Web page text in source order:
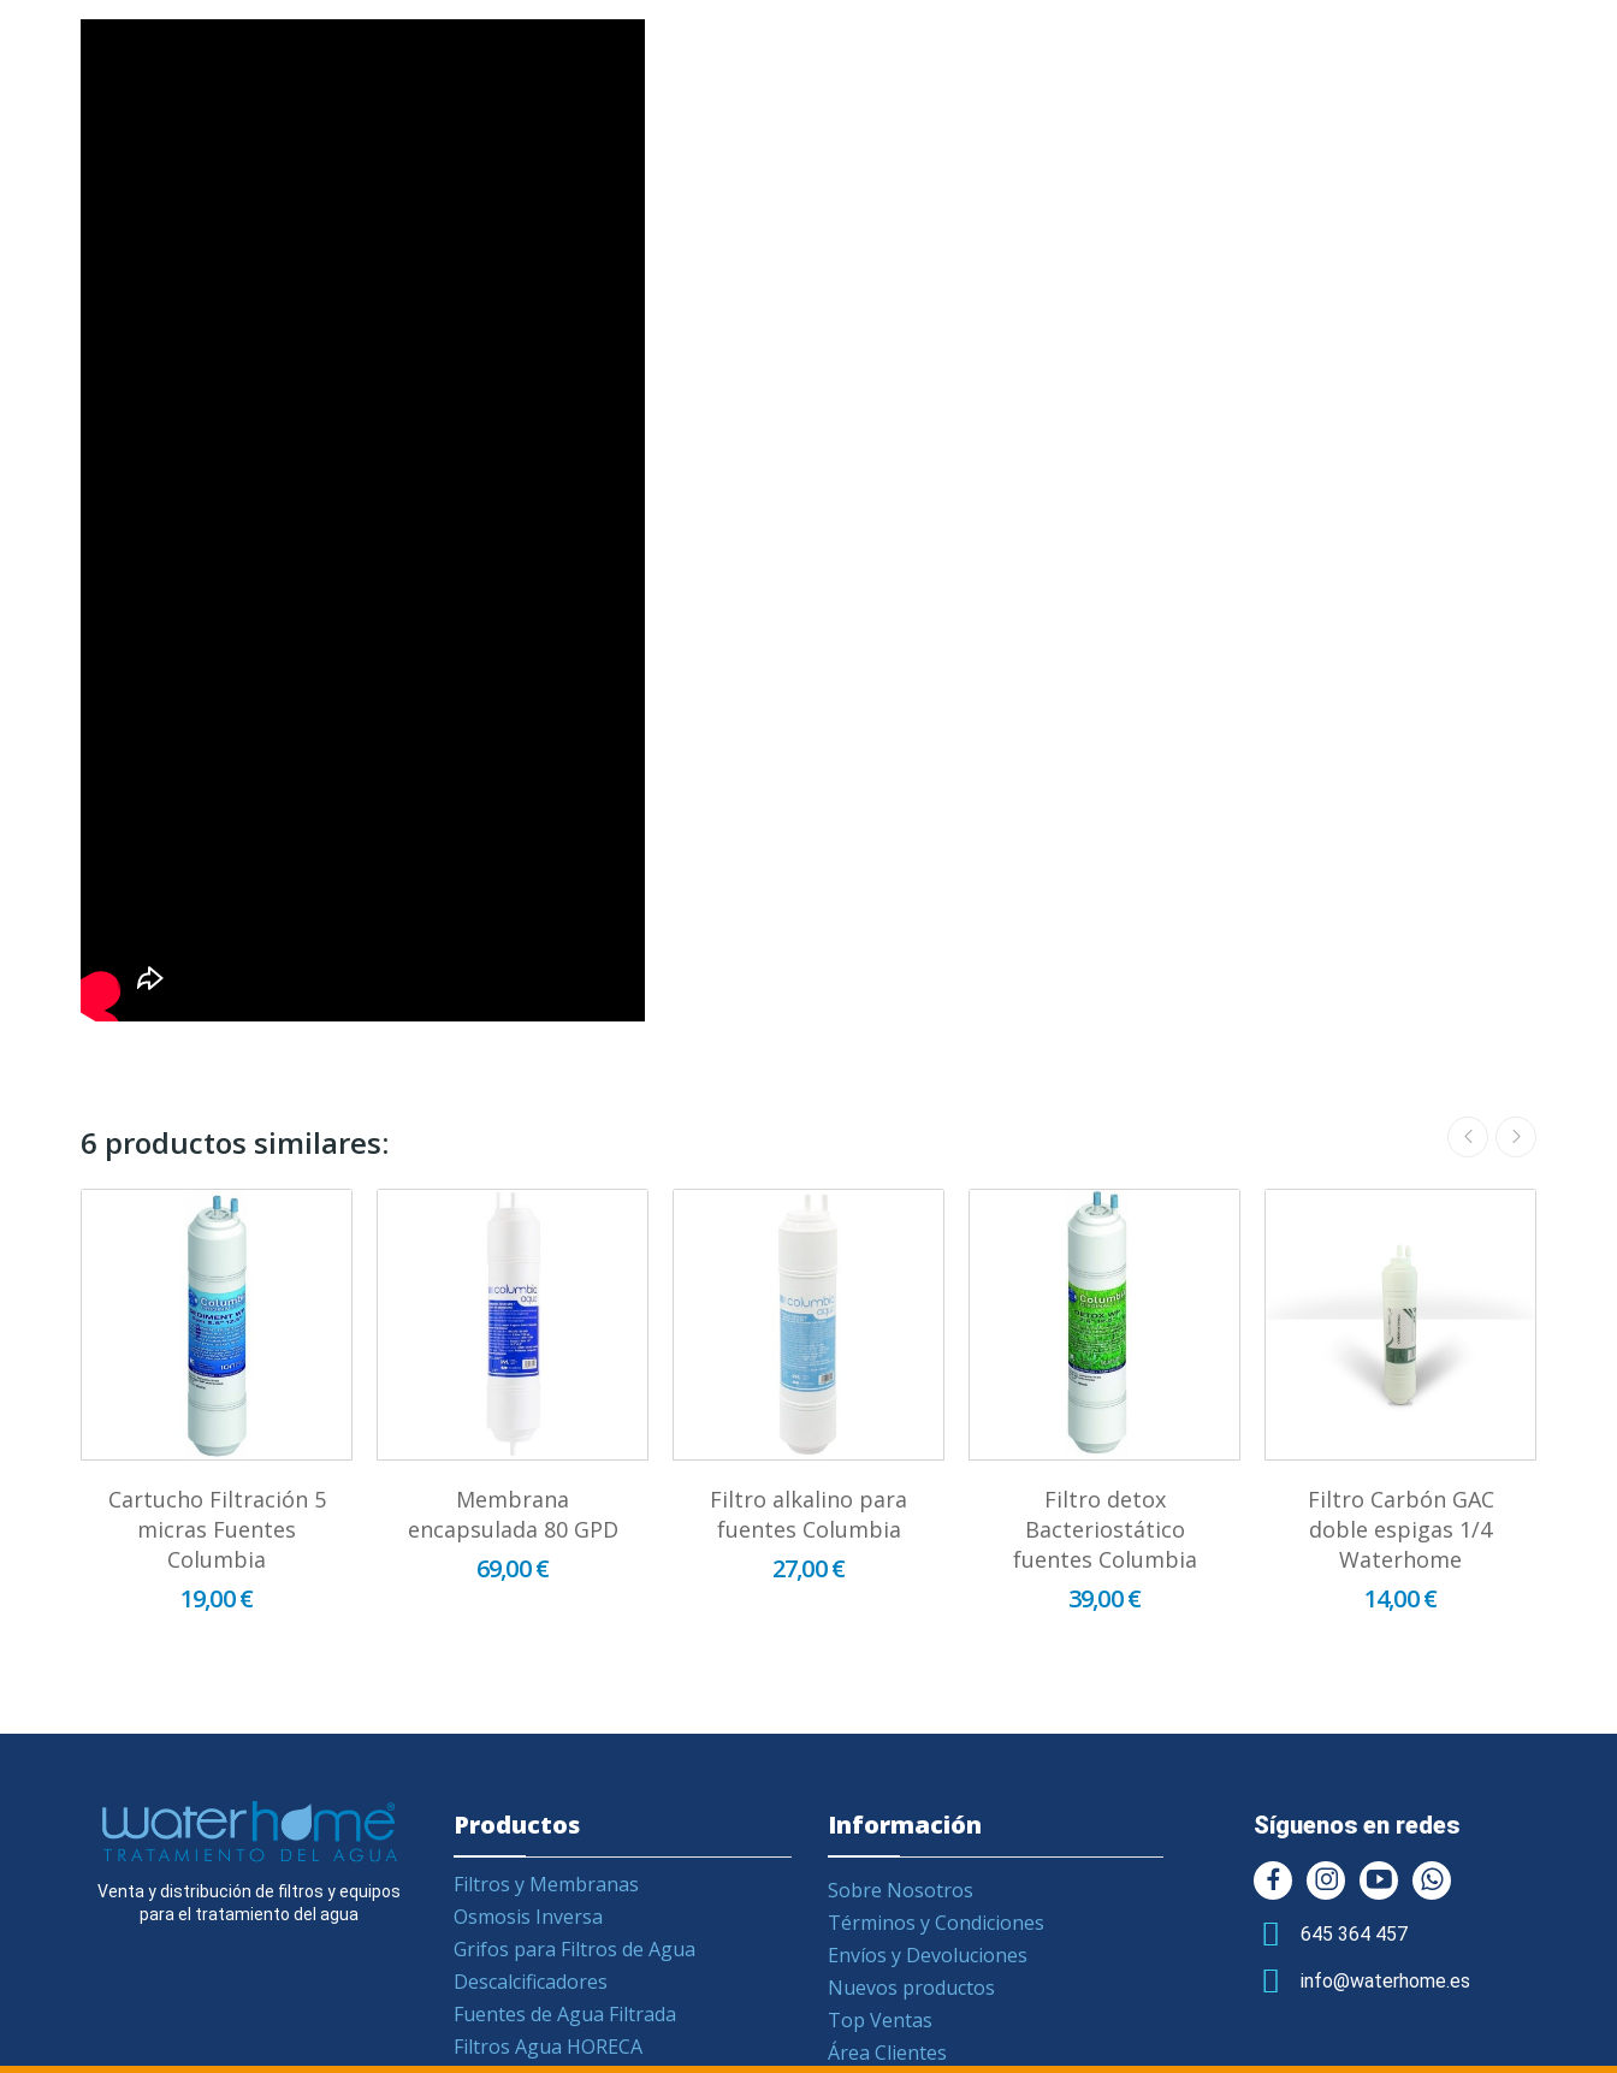
6 productos similares:
Cartucho Filtración 5
micras Fuentes
Columbia
19,00 €
Membrana
encapsulada 80 GPD
69,00 €
Filtro alkalino para
fuentes Columbia
27,00 €
Filtro detox
Bacteriostático
fuentes Columbia
39,00 €
Filtro Carbón GAC
doble espigas 1/4
Waterhome
14,00 €
Venta y distribución de filtros y equipos
para el tratamiento del agua
Productos
Filtros y Membranas
Osmosis Inversa
Grifos para Filtros de Agua
Descalcificadores
Fuentes de Agua Filtrada
Filtros Agua HORECA
Información
Sobre Nosotros
Términos y Condiciones
Envíos y Devoluciones
Nuevos productos
Top Ventas
Área Clientes
Síguenos en redes
645 364 457
info@waterhome.es